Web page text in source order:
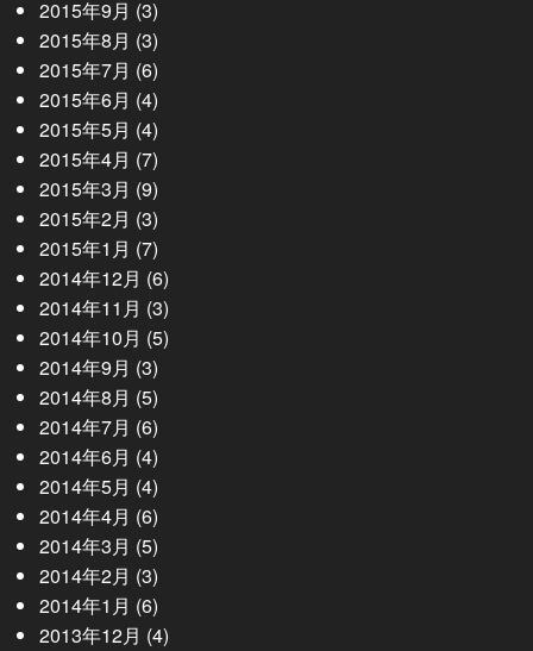
2015年9月 (3)
2015年8月 (3)
2015年7月 (6)
2015年6月 (4)
2015年5月 (4)
2015年4月 (7)
2015年3月 (9)
2015年2月 (3)
2015年1月 (7)
2014年12月 (6)
2014年11月 (3)
2014年10月 (5)
2014年9月 (3)
2014年8月 (5)
2014年7月 (6)
2014年6月 (4)
2014年5月 (4)
2014年4月 (6)
2014年3月 (5)
2014年2月 (3)
2014年1月 (6)
2013年12月 (4)